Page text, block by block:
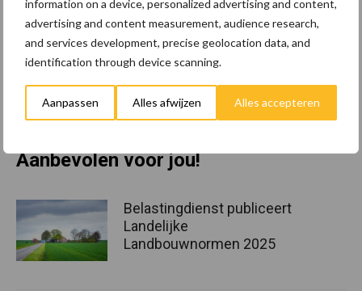
information on a device, personalized advertising and content,
advertising and content measurement, audience research,
and services development, precise geolocation data, and
identification through device scanning.
Aanpassen Alles afwijzen Alles accepteren
tuinbouwgroenten bestond uit komkommerachtigen, waaronder
pompoenen en courgettes (672 hectare). Meer dan de helft (57,2
procent) van het totale areaal komkommerachtigen in de open
grond is biologisch. Het areaal komkommerachtigen nam
Aanbevolen voor jou!
Belastingdienst publiceert
Landelijke
Landbouwnormen 2025